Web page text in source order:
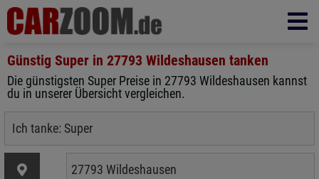
Günstig Super in 27793 Wildeshausen tanken
Die günstigsten Super Preise in 27793 Wildeshausen kannst
du in unserer Übersicht vergleichen.